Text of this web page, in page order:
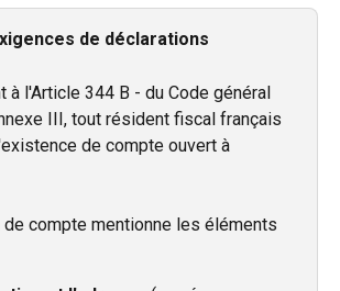
de déclarations
à l'Article 344 B - du Code général
III, tout résident fiscal français
de compte ouvert à
de compte mentionne les éléments